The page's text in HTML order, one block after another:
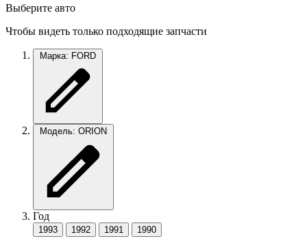
Выберите авто
Чтобы видеть только подходящие запчасти
Марка: FORD
Модель: ORION
Год
1993 1992 1991 1990